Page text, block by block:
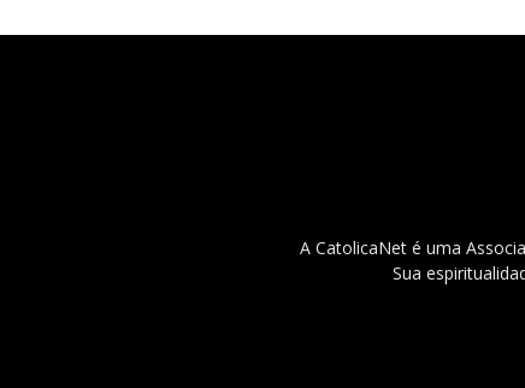
A CatolicaNet é uma
Sua